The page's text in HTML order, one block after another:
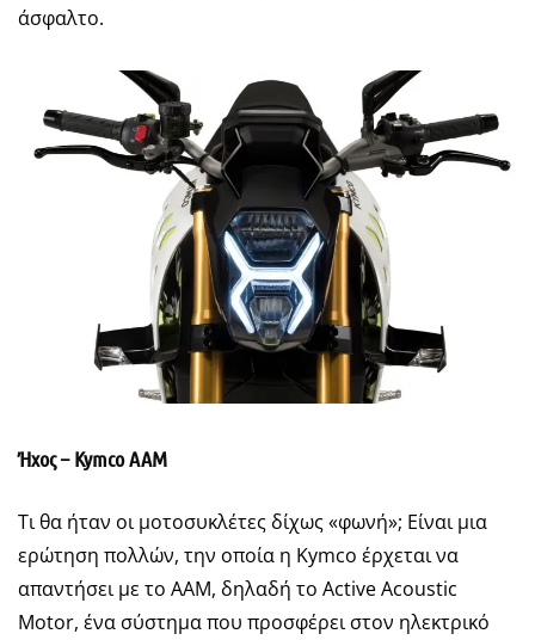
άσφαλτο.
Ήχος – Kymco AAM
Τι θα ήταν οι μοτοσυκλέτες δίχως «φωνή»; Είναι μια
ερώτηση πολλών, την οποία η Kymco έρχεται να
απαντήσει με το AAM, δηλαδή το Active Acoustic
Motor, ένα σύστημα που προσφέρει στον ηλεκτρικό